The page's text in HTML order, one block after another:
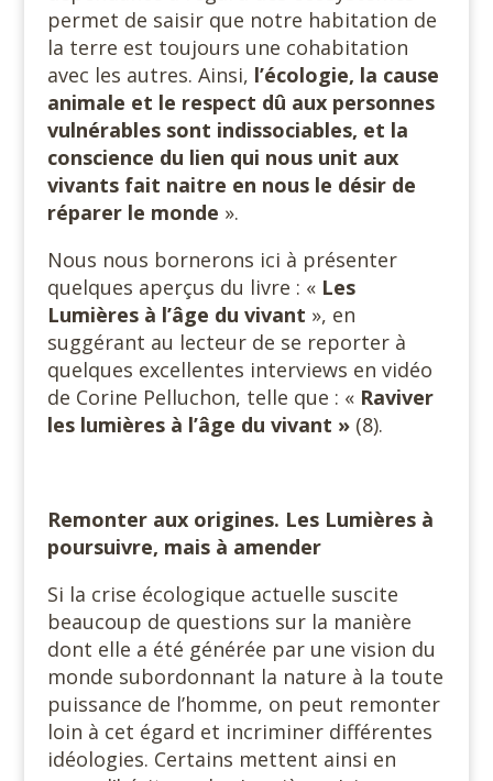
permet de saisir que notre habitation de
la terre est toujours une cohabitation
avec les autres. Ainsi, l’écologie, la cause
animale et le respect dû aux personnes
vulnérables sont indissociables, et la
conscience du lien qui nous unit aux
vivants fait naitre en nous le désir de
réparer le monde ».
Nous nous bornerons ici à présenter
quelques aperçus du livre : « Les
Lumières à l’âge du vivant », en
suggérant au lecteur de se reporter à
quelques excellentes interviews en vidéo
de Corine Pelluchon, telle que : « Raviver
les lumières à l’âge du vivant » (8).
Remonter aux origines. Les Lumières à
poursuivre, mais à amender
Si la crise écologique actuelle suscite
beaucoup de questions sur la manière
dont elle a été générée par une vision du
monde subordonnant la nature à la toute
puissance de l’homme, on peut remonter
loin à cet égard et incriminer différentes
idéologies. Certains mettent ainsi en